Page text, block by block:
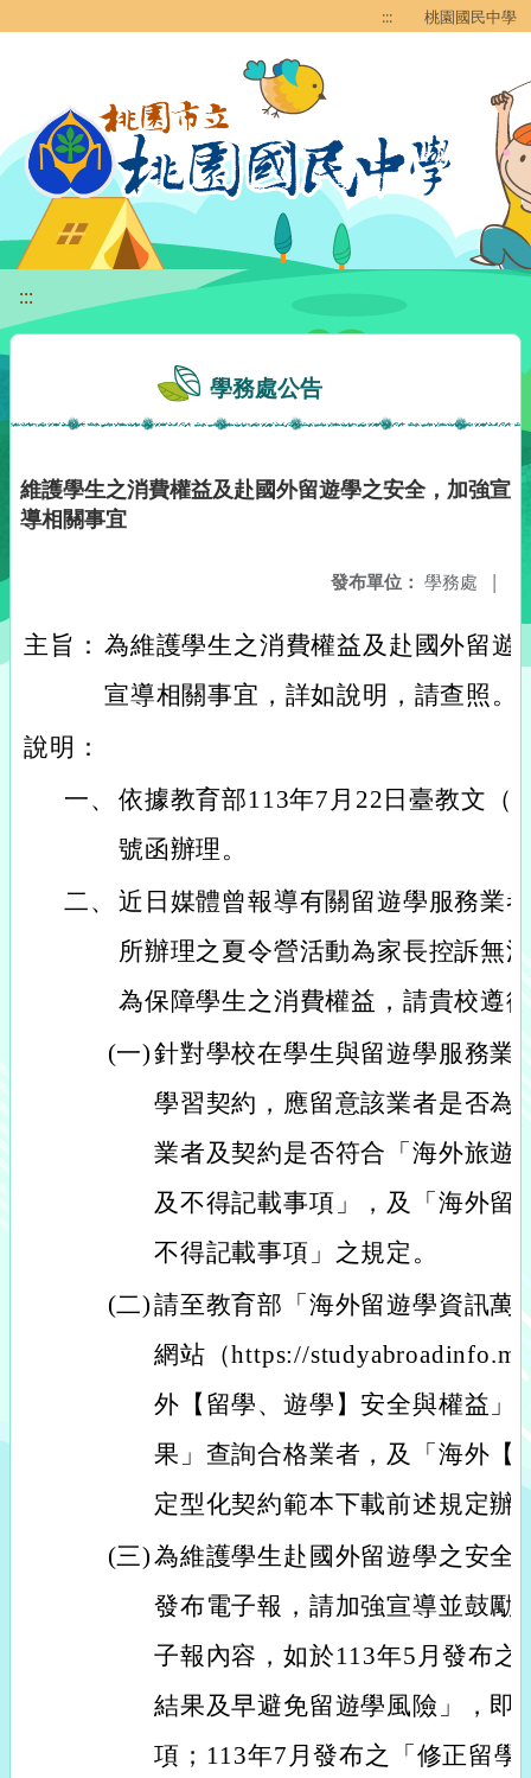
::: 桃園國民中學
:::
學務處公告
維護學生之消費權益及赴國外留遊學之安全，加強宣
導相關事宜
發布單位： 學務處 |
主旨： 為維護學生之消費權益及赴國外留遊
宣導相關事宜，詳如說明，請查照。
說明：
一、 依據教育部113年7月22日臺教文（
號函辦理。
二、 近日媒體曾報導有關留遊學服務業
所辦理之夏令營活動為家長控訴無
為保障學生之消費權益，請貴校遵
(一)針對學校在學生與留遊學服務業
學習契約，應留意該業者是否為
業者及契約是否符合「海外旅遊
及不得記載事項」，及「海外留
不得記載事項」之規定。
(二)請至教育部「海外留遊學資訊萬
網站（https://
外【留學、遊學】安全與權益」
果」查詢合格業者，及「海外【
定型化契約範本下載前述規定辦
(三)為維護學生赴國外留遊學之安全
發布電子報，請加強宣導並鼓勵
子報內容，如於113年5月發布
結果及早避免留遊學風險」，即
項；113年7月發布之「修正留